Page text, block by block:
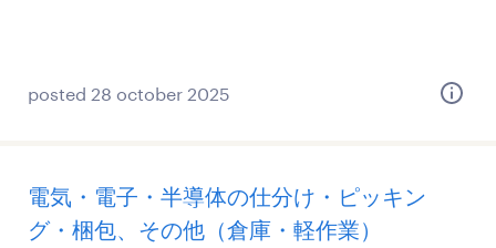
posted 28 october 2025
電気・電子・半導体の仕分け・ピッキン
グ・梱包、その他（倉庫・軽作業）